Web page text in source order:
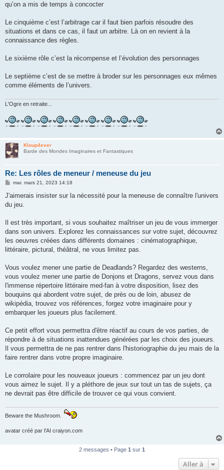
qu’on a mis de temps à concocter
Le cinquième c’est l’arbitrage car il faut bien parfois résoudre des
situations et dans ce cas, il faut un arbitre. Là on en revient à la
connaissance des règles.
Le sixième rôle c’est la récompense et l’évolution des personnages
Le septième c’est de se mettre à broder sur les personnages eux mêmes
comme éléments de l’univers.
L'Ogre en retraite...
Kloup4ever
Barde des Mondes Imaginaires et Fantastiques
Re: Les rôles de meneur / meneuse du jeu
M
s
a
mar. mars 21, 2023 14:18
J'aimerais insister sur la nécessité pour la meneuse de connaître l'univers
du jeu.
Il est très important, si vous souhaitez maîtriser un jeu de vous immerger
dans son univers. Explorez les connaissances sur votre sujet, découvrez
les oeuvres créées dans différents domaines : cinématographique,
littéraire, pictural, théâtral, ne vous limitez pas.
Vous voulez mener une partie de Deadlands? Regardez des westerns,
vous voulez mener une partie de Donjons et Dragons, servez vous dans
l'immense répertoire littéraire med-fan à votre disposition, lisez des
bouquins qui abordent votre sujet, de près ou de loin, abusez de
wikipédia, trouvez vos références, forgez votre imaginaire pour y
embarquer les joueurs plus facilement.
Ce petit effort vous permettra d'être réactif au cours de vos parties, de
répondre à de situations inattendues générées par les choix des joueurs.
Il vous permettra de ne pas rentrer dans l'historiographie du jeu mais de la
faire rentrer dans votre propre imaginaire.
Le corrolaire pour les nouveaux joueurs : commencez par un jeu dont
vous aimez le sujet. Il y a pléthore de jeux sur tout un tas de sujets, ça
ne devrait pas être difficile de trouver ce qui vous convient.
Beware the Mushroom.
avatar créé par l'AI craiyon.com
2 messages • Page 1 sur 1
Aller à